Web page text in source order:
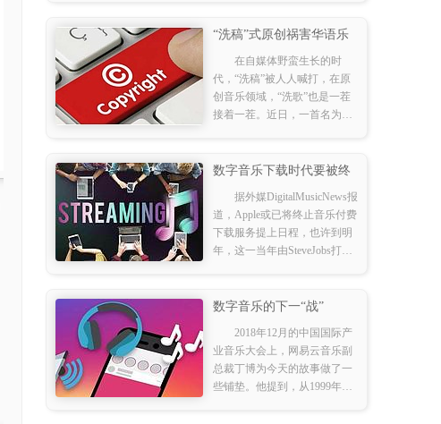
“洗稿”式原创祸害华语乐
在自媒体野蛮生长的时
代，“洗稿”被人人喊打，在原
创音乐领域，“洗歌”也是一茬
接着一茬。近日，一首名为
数字音乐下载时代要被终
据外媒DigitalMusicNews报
道，Apple或已将终止音乐付费
下载服务提上日程，也许到明
年，这一当年由SteveJobs打造
数字音乐的下一“战”
2018年12月的中国国际产
业音乐大会上，网易云音乐副
总裁丁博为今天的故事做了一
些铺垫。他提到，从1999年九